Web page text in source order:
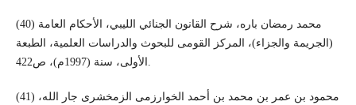
(40) محمد رمضان باره، شرح القانون الجنائي الليبي، الأحكام العامة
(الجريمة والجزاء)، المركز القومى للبحوث والدراسات العلمية، الطبعة
(41) محمود بن عمر بن محمد بن أحمد الخوارزمى الزمخشرى جار الله،